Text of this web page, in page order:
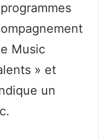
Music
» et
un